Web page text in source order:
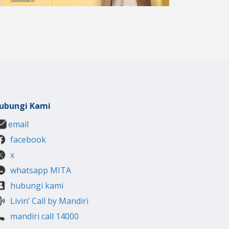
Kami
email
facebook
x
whatsapp MITA
hubungi kami
Livin’ Call by Mandiri
mandiri call 14000